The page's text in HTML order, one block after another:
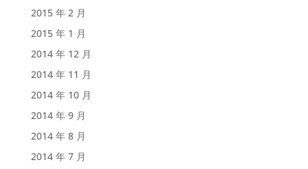
2015 年 2 月
2015 年 1 月
2014 年 12 月
2014 年 11 月
2014 年 10 月
2014 年 9 月
2014 年 8 月
2014 年 7 月